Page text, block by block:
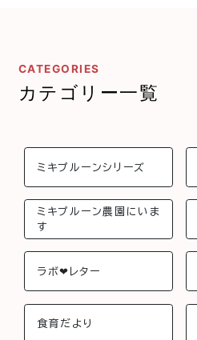
CATEGORIES
カテゴリー一覧
ミキプルーンシリーズ
ミキプルーン農園にいま
す
ラボ❤︎レター
食育だより